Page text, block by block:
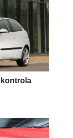
kontrola